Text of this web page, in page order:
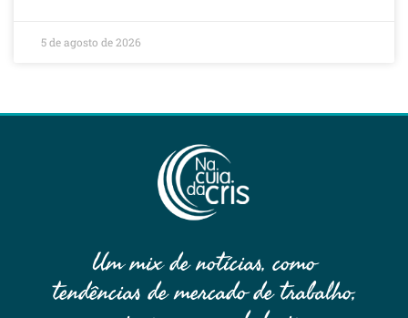
5 de agosto de 2026
Um mix de notícias, como
tendências de mercado de trabalho,